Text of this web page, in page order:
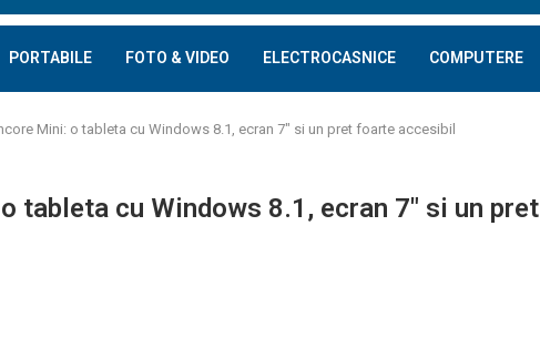
PORTABILE FOTO & VIDEO ELECTROCASNICE COMPUTERE
Mini: o tableta cu Windows 8.1, ecran 7″ si un pret foarte accesibil
tableta cu Windows 8.1, ecran 7″ si un pret